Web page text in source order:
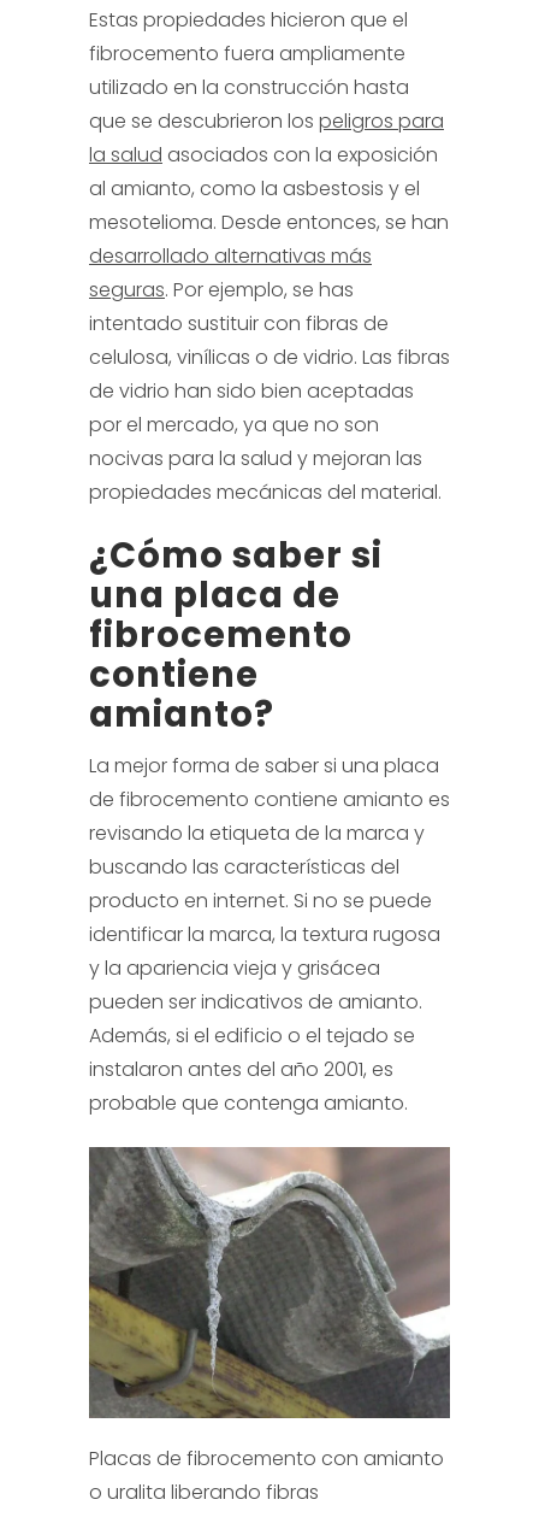
Estas propiedades hicieron que el
fibrocemento fuera ampliamente
utilizado en la construcción hasta
que se descubrieron los peligros para
la salud asociados con la exposición
al amianto, como la asbestosis y el
mesotelioma. Desde entonces, se han
desarrollado alternativas más
seguras. Por ejemplo, se has
intentado sustituir con fibras de
celulosa, vinílicas o de vidrio. Las fibras
de vidrio han sido bien aceptadas
por el mercado, ya que no son
nocivas para la salud y mejoran las
propiedades mecánicas del material.
¿Cómo saber si
una placa de
fibrocemento
contiene
amianto?
La mejor forma de saber si una placa
de fibrocemento contiene amianto es
revisando la etiqueta de la marca y
buscando las características del
producto en internet. Si no se puede
identificar la marca, la textura rugosa
y la apariencia vieja y grisácea
pueden ser indicativos de amianto.
Además, si el edificio o el tejado se
instalaron antes del año 2001, es
probable que contenga amianto.
Placas de fibrocemento con amianto
o uralita liberando fibras